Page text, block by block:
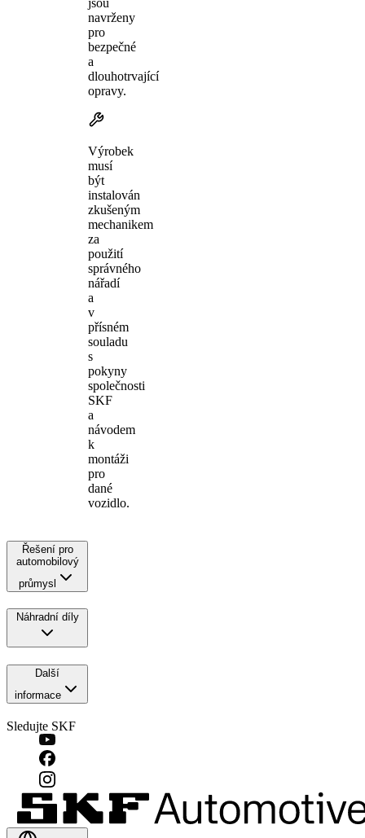
navrženy
pro
bezpečné
a
dlouhotrvající
opravy.
Výrobek
musí
být
instalován
zkušeným
mechanikem
za
použití
správného
nářadí
a
v
přísném
souladu
s
pokyny
společnosti
SKF
a
návodem
k
montáži
pro
dané
vozidlo.
Řešení pro
automobilový
průmysl
Náhradní díly
Další
informace
Sledujte SKF